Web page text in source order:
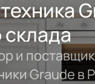
и поставщик
Graude в